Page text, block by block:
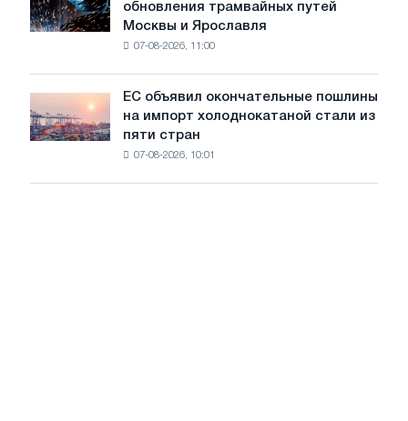
обезуглероживания
БМК
произвели
трамвайных
путей
Москвы
Ярославля
обновления трамвайных путей
Москвы и Ярославля
07-08-2026, 11:00
объявил
окончательные
ЕС объявил окончательные пошлины
на импорт холоднокатаной стали из
пяти стран
07-08-2026, 10:01